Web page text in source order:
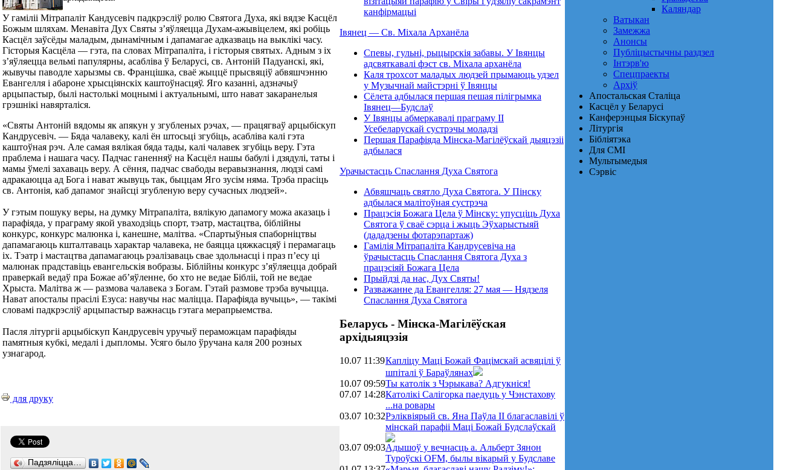
У гаміліі Мітрапаліт Кандусевіч падкрэсліў ролю Святога Духа, які вядзе Касцёл
Божым шляхам. Менавіта Дух Святы з’яўляецца Духам-ажывіцелем, які робіць
Касцёл заўсёды маладым, дынамічным і дапамагае адказваць на выклікі часу.
Гісторыя Касцёла — гэта, па словах Мітрапаліта, і гісторыя святых. Адным з іх
з’яўляецца вельмі папулярны, асабліва ў Беларусі, св. Антоній Падуанскі, які,
жывучы паводле харызмы св. Францішка, сваё жыццё прысвяціў абвяшчэнню
Евангелля і абароне хрысціянскіх каштоўнасцяў. Яго казанні, адзначыў
арцыпастыр, былі настолькі моцнымі і актуальнымі, што нават закаранелыя
грэшнікі навярталіся.
«Святы Антоній вядомы як апякун у згубленых рэчах, — працягваў арцыбіскуп
Кандрусевіч. — Бяда чалавеку, калі ён штосьці згубіць, асабліва калі гэта
каштоўная рэч. Але самая вялікая бяда тады, калі чалавек згубіць веру. Гэта
праблема і нашага часу. Падчас ганенняў на Касцёл нашы бабулі і дзядулі, таты і
мамы ўмелі захаваць веру. А сёння, падчас свабоды веравызнання, людзі самі
адракаюцца ад Бога і нават жывуць так, быццам Яго зусім няма. Трэба прасіць
св. Антонія, каб дапамог знайсці згубленую веру сучасных людзей».
У гэтым пошуку веры, на думку Мітрапаліта, вялікую дапамогу можа аказаць і
парафіяда, у праграму якой уваходзіць спорт, тэатр, мастацтва, біблійны
конкурс, конкурс малюнка і, канешне, малітва. «Спартыўныя спаборніцтвы
дапамагаюць кшталтаваць характар чалавека, не баяцца цяжкасцяў і перамагаць
іх. Тэатр і мастацтва дапамагаюць рэалізаваць свае здольнасці і праз п’есу ці
малюнак прадставіць евангельскія вобразы. Біблійны конкурс з’яўляецца добрай
праверкай ведаў пра Божае аб’яўленне, бо хто не ведае Бібліі, той не ведае
Хрыста. Малітва ж — размова чалавека з Богам. Гэтай размове трэба вучыцца.
Нават апосталы прасілі Езуса: навучы нас маліцца. Парафіяда вучыць», — такімі
словамі падкрэсліў арцыпастыр важнасць гэтага мерапрыемства.
Пасля літургіі арцыбіскуп Кандрусевіч уручыў пераможцам парафіяды
памятныя кубкі, медалі і дыпломы. Усяго было ўручана каля 200 розных
узнагарод.
для друку
Падзяліцца…
канфірмацыі
Івянец — Св. Міхала Арханёла
Спевы, гульні, рыцырскія забавы. У Івянцы
адсвяткавалі фэст св. Міхала арханёла
Каля трохсот маладых людзей прымаюць удзел
у Музычнай майстэрні ў Івянцы
Сёлета адбылася першая пешая пілігрымка
Івянец—Будслаў
У Івянцы абмеркавалі праграму ІІ
Усебеларускай сустрэчы моладзі
Першая Парафіяда Мінска-Магілёўскай дыяцэзіі
адбылася
Урачыстасць Спаслання Духа Святога
Абвяшчаць святло Духа Святога. У Пінску
адбылася малітоўная сустрэча
Працэсія Божага Цела ў Мінску: упусціць Духа
Святога ў сваё сэрца і жыць Эўхарыстыяй
(дададзены фотарэпартаж)
Гамілія Мітрапаліта Кандрусевіча на
ўрачыстасць Спаслання Святога Духа з
працэсіяй Божага Цела
Прыйдзі да нас, Дух Святы!
Разважанне да Евангелля: 27 мая — Нядзеля
Спаслання Духа Святога
Беларусь - Мінска-Магілёўская
архідыяцэзія
10.07 11:39Капліцу Маці Божай Фацімскай асвяцілі ў
шпіталі ў Бараўлянах
10.07 09:59Ты католік з Чэрыкава? Адгукніся!
07.07 14:28Католікі Салігорка паедуць у Чэнстахову
...на ровары
03.07 10:32Рэліквіярый св. Яна Паўла ІІ благаславілі ў
мінскай парафіі Маці Божай Будслаўскай
03.07 09:03Адышоў у вечнасць а. Альберт Зянон
Туроўскі OFM, былы вікарый у Будславе
Каляндар
Ватыкан
Замежжа
Анонсы
Публіцыстычны раздзел
Інтэрв'ю
Спецпраекты
Архіў
Апостальская Сталіца
Касцёл у Беларусі
Канферэнцыя Біскупаў
Літургія
Бібліятэка
Для СМІ
Мультымедыя
Сэрвіс